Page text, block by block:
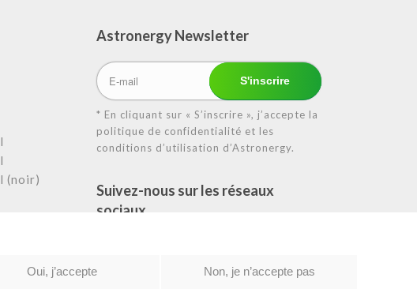
Oui, j’accepte Non, je n’accepte pas
(noir)
Astronergy Newsletter
* En cliquant sur « S’inscrire », j’accepte la
politique de confidentialité et les
conditions d’utilisation d’Astronergy.
Suivez-nous sur les réseaux
sociaux